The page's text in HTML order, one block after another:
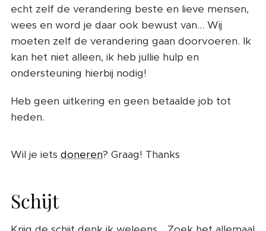
echt zelf de verandering beste en lieve mensen,
wees en word je daar ook bewust van... Wij
moeten zelf de verandering gaan doorvoeren. Ik
kan het niet alleen, ik heb jullie hulp en
ondersteuning hierbij nodig!
Heb geen uitkering en geen betaalde job tot
heden.
Wil je iets doneren? Graag! Thanks
Schijt